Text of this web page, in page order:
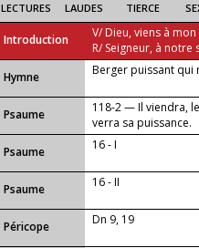
LECTURES LAUDES TIERCE
Introduction
V/ Dieu, viens à
R/ Seigneur, à notre
...
Hymne Berger puissant qui
Psaume
118-2 — Il viendra,
verra sa puissance.
Psaume
16 - I
Psaume 16 - II
Péricope Dn 9, 19